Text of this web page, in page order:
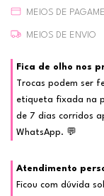
MEIOS DE
MEIOS DE ENVIO
Fica de olho nos
Trocas podem ser
etiqueta fixada na
de 7 dias corridos
WhatsApp. 💬
Atendimento
Ficou com dúvida